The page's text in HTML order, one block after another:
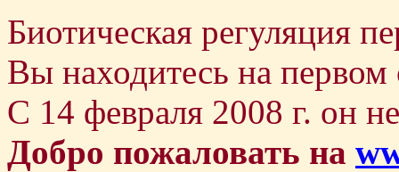
Биотическая регуляция
Вы находитесь на первом
С 14 февраля 2008 г. он
Добро пожаловать на